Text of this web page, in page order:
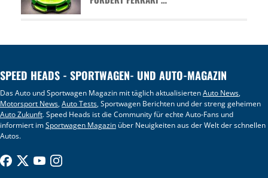
SPEED HEADS - SPORTWAGEN- UND AUTO-MAGAZIN
Das Auto und Sportwagen Magazin mit täglich aktualisiertenAuto News,
Motorsport News,Auto Tests, Sportwagen Berichten und der streng geheimen
Auto Zukunft. Speed Heads ist die Community für echte Auto-Fans und
informiert imSportwagen Magazin über Neuigkeiten aus der Welt der schnellen
Autos.